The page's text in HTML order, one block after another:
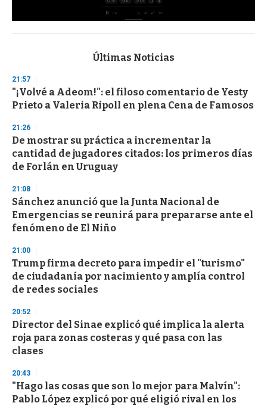
s
d
s
o
f
3
s
c
o
d
s
Últimas Noticias
21:57
"¡Volvé a Adeom!": el filoso comentario de Yesty
Prieto a Valeria Ripoll en plena Cena de Famosos
21:26
De mostrar su práctica a incrementar la
cantidad de jugadores citados: los primeros días
de Forlán en Uruguay
21:08
Sánchez anunció que la Junta Nacional de
Emergencias se reunirá para prepararse ante el
fenómeno de El Niño
21:00
Trump firma decreto para impedir el "turismo"
de ciudadanía por nacimiento y amplía control
de redes sociales
20:52
Director del Sinae explicó qué implica la alerta
roja para zonas costeras y qué pasa con las
clases
20:43
"Hago las cosas que son lo mejor para Malvín":
Pablo López explicó por qué eligió rival en los